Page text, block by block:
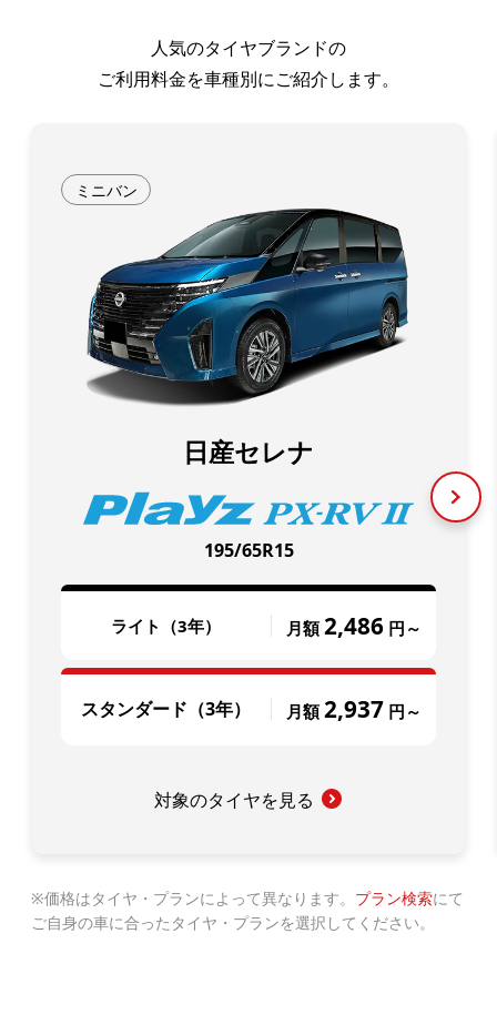
人気のタイヤブランドの
ご利用料金を車種別にご紹介します。
ミニバン
日産セレナ
195/65R15
ライト（3年） 月額2,486 円～
スタンダード（3年） 月額2,937 円～
対象のタイヤを見る
価格はタイヤ・プランによって異なります。 プラン検索にて
ご自身の車に合ったタイヤ・プランを選択してください。